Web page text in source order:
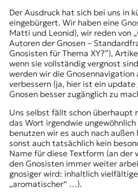
e
d
e
n
k
o
m
p
t
e
n
z
z
u
O
s
Der Ausdruck hat sich bei uns in
eingebürgert. Wir haben eine
Matti und Leonid), wir reden von
Autoren der Gnosen –
Gnosisten für Thema XY?”),
wenn sie vollständig vergnost
werden wir die
verbessern (ja, hier ist ein
Gnosen besser zugänglich zu
Uns selbst fällt schon überhaupt
das Wort irgendwie
benutzen wir es auch nach
sonst auch tatsächlich kein
Name für diese Textform (an der
den Gnosisten immer weiter
gnosiger wird: inhaltlich
„aromatischer“ …).